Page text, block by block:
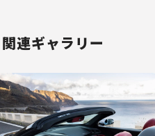
関連ギャラリー